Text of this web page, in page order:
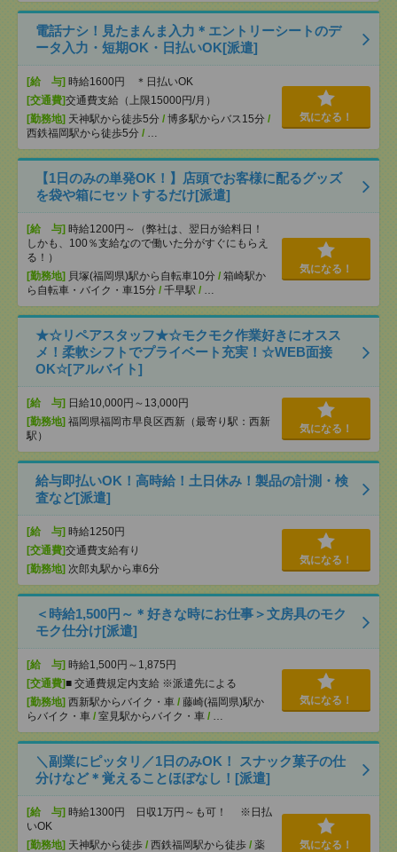
電話ナシ！見たまんま入力＊エントリーシートのデ
ータ入力・短期OK・日払いOK[派遣]
[給 与] 時給1600円 ＊日払いOK
[交通費]交通費支給（上限15000円/月）
[勤務地] 天神駅から徒歩5分 / 博多駅からバス15分 /
西鉄福岡駅から徒歩5分 / …
気になる！
【1日のみの単発OK！】店頭でお客様に配るグッズ
を袋や箱にセットするだけ[派遣]
[給 与] 時給1200円～（弊社は、翌日が給料日！
しかも、100％支給なので働いた分がすぐにもらえ
る！）
[勤務地] 貝塚(福岡県)駅から自転車10分 / 箱崎駅か
ら自転車・バイク・車15分 / 千早駅 / …
気になる！
★☆リペアスタッフ★☆モクモク作業好きにオスス
メ！柔軟シフトでプライベート充実！☆WEB面接
OK☆[アルバイト]
[給 与] 日給10,000円～13,000円
[勤務地] 福岡県福岡市早良区西新（最寄り駅：西新
駅）
気になる！
給与即払いOK！高時給！土日休み！製品の計測・検
査など[派遣]
[給 与] 時給1250円
[交通費]交通費支給有り
[勤務地] 次郎丸駅から車6分
気になる！
＜時給1,500円～＊好きな時にお仕事＞文房具のモク
モク仕分け[派遣]
[給 与] 時給1,500円～1,875円
[交通費]■ 交通費規定内支給 ※派遣先による
[勤務地] 西新駅からバイク・車 / 藤崎(福岡県)駅か
らバイク・車 / 室見駅からバイク・車 / …
気になる！
＼副業にピッタリ／1日のみOK！ スナック菓子の仕
分けなど＊覚えることほぼなし！[派遣]
[給 与] 時給1300円 日収1万円～も可！ ※日払
いOK
[勤務地] 天神駅から徒歩 / 西鉄福岡駅から徒歩 / 薬
気になる！